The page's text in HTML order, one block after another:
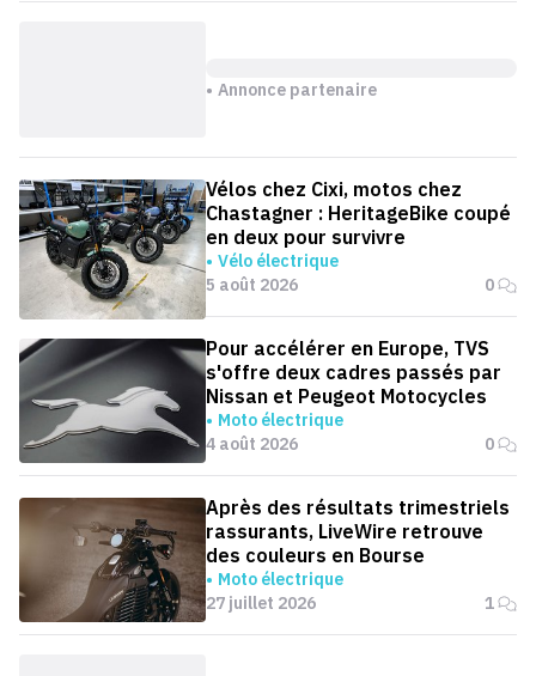
Annonce partenaire
Vélos chez Cixi, motos chez
Chastagner : HeritageBike coupé
en deux pour survivre
Vélo électrique
5 août 2026
0
Pour accélérer en Europe, TVS
s'offre deux cadres passés par
Nissan et Peugeot Motocycles
Moto électrique
4 août 2026
0
Après des résultats trimestriels
rassurants, LiveWire retrouve
des couleurs en Bourse
Moto électrique
27 juillet 2026
1